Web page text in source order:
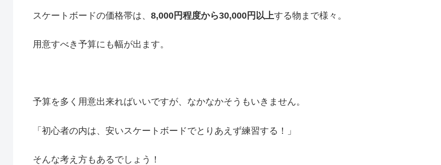
スケートボードの価格帯は、 8,000円程度から30,000円以上する物まで様々。
用意すべき予算にも幅が出ます。
予算を多く用意出来ればいいですが、なかなかそうもいきません。
「初心者の内は、安いスケートボードでとりあえず練習する！」
そんな考え方もあるでしょう！